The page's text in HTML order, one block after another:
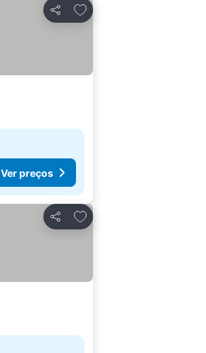
Partilhar
Adicionar aos favoritos
Ver preços
Partilhar
Adicionar aos favoritos